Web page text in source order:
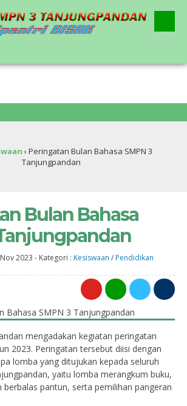
› Peringatan Bulan Bahasa SMPN 3
Tanjungpandan
Bulan Bahasa
2023 - Kategori : Kesiswaan / Pendidikan
mengadakan kegiatan peringatan
2023. Peringatan tersebut diisi dengan
lomba yang ditujukan kepada seluruh
yaitu lomba merangkum buku,
pantun, serta pemilihan pangeran